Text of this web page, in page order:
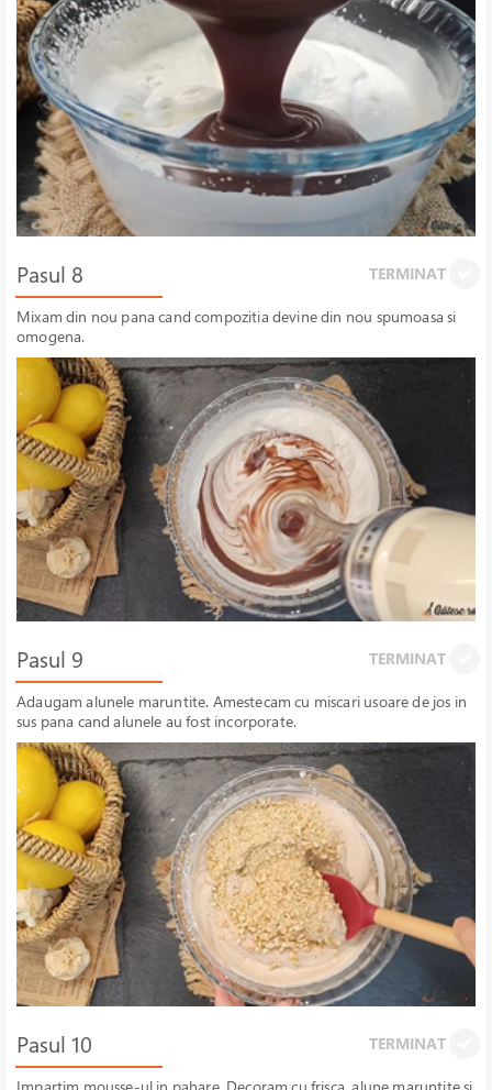
Pasul 8 TERMINAT
Mixam din nou pana cand compozitia devine din nou spumoasa si
omogena.
Pasul 9 TERMINAT
Adaugam alunele maruntite. Amestecam cu miscari usoare de jos in
sus pana cand alunele au fost incorporate.
Pasul 10 TERMINAT